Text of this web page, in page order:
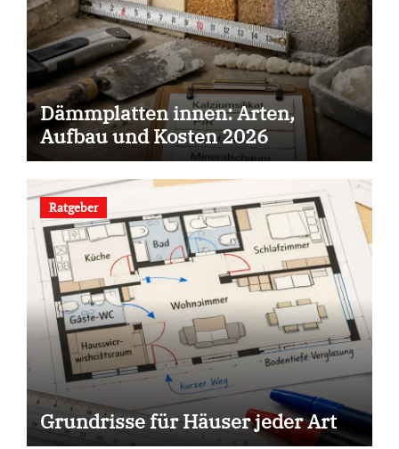
Dämmplatten innen: Arten,
Aufbau und Kosten 2026
Ratgeber
Grundrisse für Häuser jeder Art